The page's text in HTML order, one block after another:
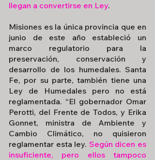
llegan a convertirse en Ley.
Misiones es la única provincia que en
junio de este año estableció un
marco regulatorio para la
preservación, conservación y
desarrollo de los humedales. Santa
Fe, por su parte, también tiene una
Ley de Humedales pero no está
reglamentada. “El gobernador Omar
Perotti, del Frente de Todos, y Erika
Gonnet, ministra de Ambiente y
Cambio Climático, no quisieron
reglamentar esta ley. Según dicen es
insuficiente, pero ellos tampoco